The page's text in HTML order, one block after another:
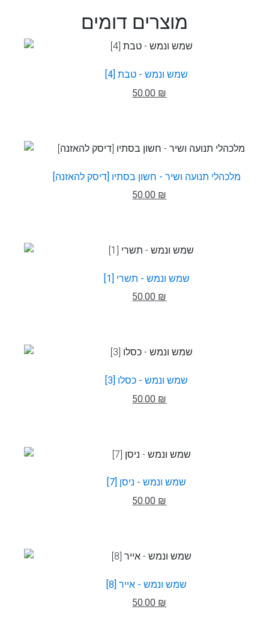
מוצרים דומים
שמש ונמש - טבת [4]
50.00 ₪
מלכהלי תנועה ושיר - חשון בסתיו [דיסק להאזנה]
50.00 ₪
שמש ונמש - תשרי [1]
50.00 ₪
שמש ונמש - כסלו [3]
50.00 ₪
שמש ונמש - ניסן [7]
50.00 ₪
שמש ונמש - אייר [8]
50.00 ₪